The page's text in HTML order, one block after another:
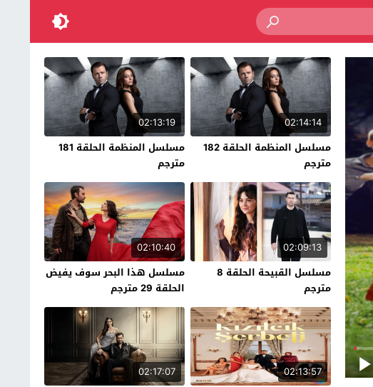
02:14:14
مسلسل المنظمة الحلقة 182
مترجم
02:13:19
مسلسل المنظمة الحلقة 181
مترجم
02:09:13
مسلسل القبيحة الحلقة 8
مترجم
02:10:40
مسلسل هذا البحر سوف يفيض
الحلقة 29 مترجم
02:13:57
02:17:07